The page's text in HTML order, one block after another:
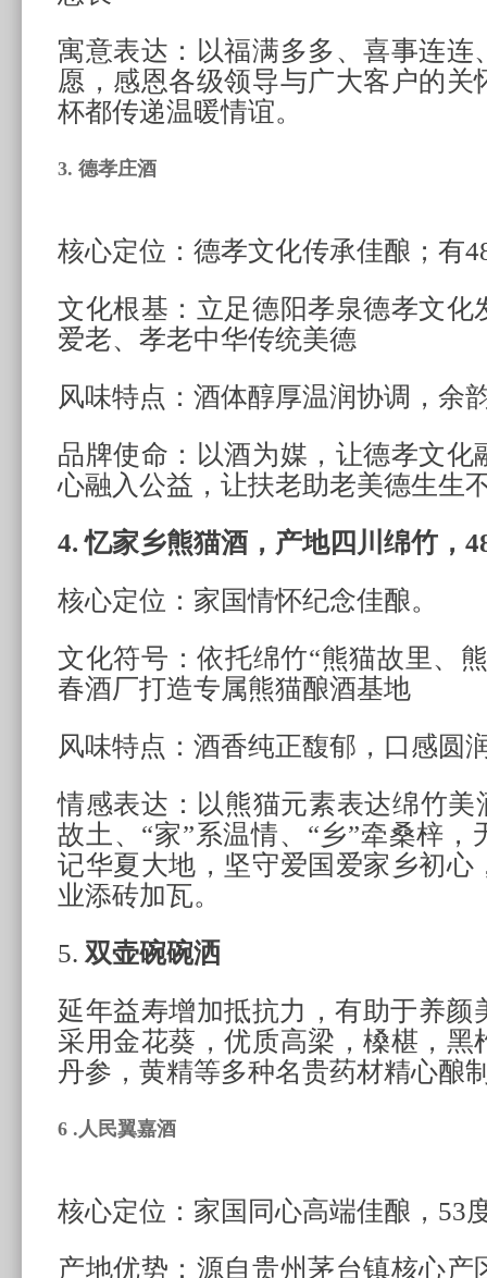
寓意表达：以福满多多、喜事连连
愿，感恩各级领导与广大客户的关
杯都传递温暖情谊。
3. 德孝庄酒
核心定位：德孝文化传承佳酿；有
文化根基：立足德阳孝泉德孝文化
爱老、孝老中华传统美德
风味特点：酒体醇厚温润协调，余
品牌使命：以酒为媒，让德孝文化
心融入公益，让扶老助老美德生生
4. 忆家乡熊猫酒，产地四川绵竹，
核心定位：家国情怀纪念佳酿。
文化符号：依托绵竹“熊猫故里、
春酒厂打造专属熊猫酿酒基地
风味特点：酒香纯正馥郁，口感圆
情感表达：以熊猫元素表达绵竹美
故土、“家”系温情、“乡”牵桑梓
记华夏大地，坚守爱国爱家乡初心
业添砖加瓦。
5. 双壶碗碗洒
延年益寿增加抵抗力，有助于养颜
采用金花葵，优质高梁，槡椹，黑
丹参，黄精等多种名贵药材精心酿
6 .人民翼嘉酒
核心定位：家国同心高端佳酿，53
产地优势：源自贵州茅台镇核心产